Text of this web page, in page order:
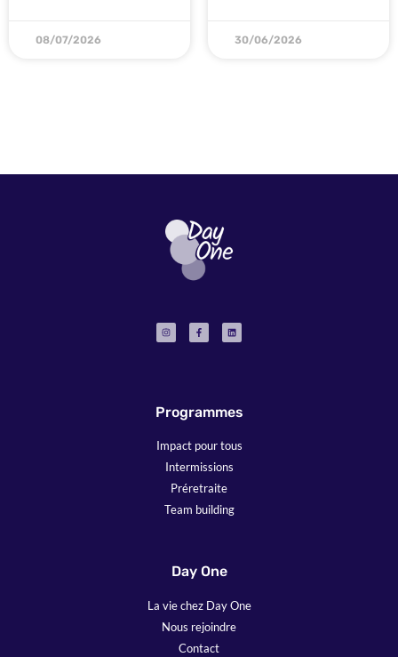
08/07/2026 30/06/2026
Programmes
Impact pour tous
Intermissions
Préretraite
Team building
Day One
La vie chez Day One
Nous rejoindre
Contact